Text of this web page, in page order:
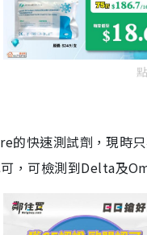
的快速測試劑，現時
，可檢測到Delta及